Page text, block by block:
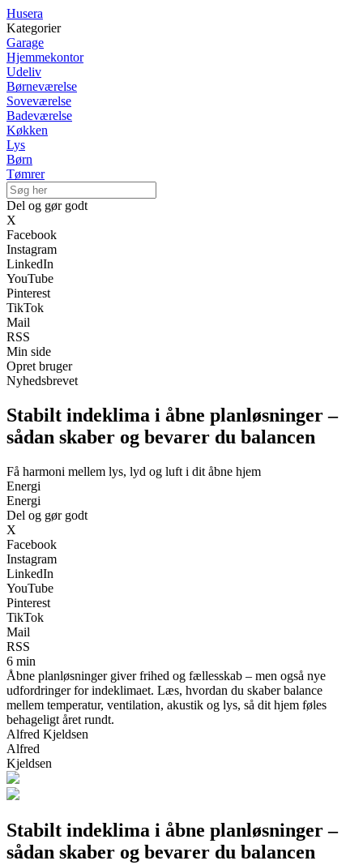
Husera
Kategorier
Garage
Hjemmekontor
Udeliv
Børneværelse
Soveværelse
Badeværelse
Køkken
Lys
Børn
Tømrer
Del og gør godt
X
Facebook
Instagram
LinkedIn
YouTube
Pinterest
TikTok
Mail
RSS
Min side
Opret bruger
Nyhedsbrevet
Stabilt indeklima i åbne planløsninger –
sådan skaber og bevarer du balancen
Få harmoni mellem lys, lyd og luft i dit åbne hjem
Energi
Energi
Del og gør godt
X
Facebook
Instagram
LinkedIn
YouTube
Pinterest
TikTok
Mail
RSS
6 min
Åbne planløsninger giver frihed og fællesskab – men også nye
udfordringer for indeklimaet. Læs, hvordan du skaber balance
mellem temperatur, ventilation, akustik og lys, så dit hjem føles
behageligt året rundt.
Alfred Kjeldsen
Alfred
Kjeldsen
Stabilt indeklima i åbne planløsninger –
sådan skaber og bevarer du balancen